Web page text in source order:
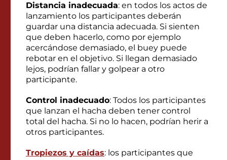
Distancia inadecuada: en todos los actos de
lanzamiento los participantes deberán
guardar una distancia adecuada. Si sienten
que deben hacerlo, como por ejemplo
acercándose demasiado, el buey puede
rebotar en el objetivo. Si llegan demasiado
lejos, podrían fallar y golpear a otro
participante.
Control inadecuado: Todos los participantes
que lanzan el hacha deben tener control
total del hacha. Si no lo hacen, podrían herir a
otros participantes.
Tropiezos y caídas: los participantes que